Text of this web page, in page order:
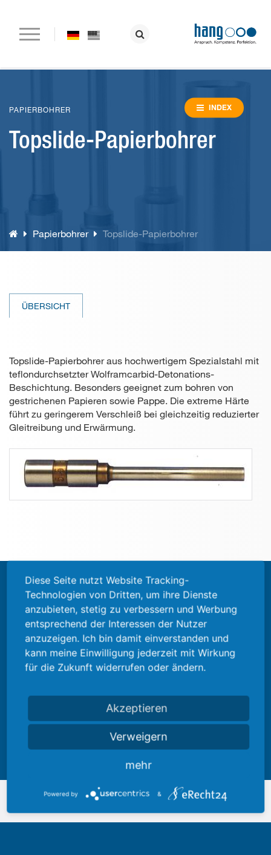
Unternehmen
Papierbohrmaschinen
Sondermaschinen
Gebrauchtmaschinen
Kontakt
PAPIERBOHRER
Topslide-Papierbohrer
INDEX
Papierbohrer Topslide-Papierbohrer
ÜBERSICHT
Topslide-Papierbohrer aus hochwertigem Spezialstahl mit
teflondurchsetzter Wolframcarbid-Detonations-
Beschichtung. Besonders geeignet zum bohren von
gestrichenen Papieren sowie Pappe. Die extreme Härte
führt zu geringerem Verschleiß bei gleichzeitig reduzierter
Gleitreibung und Erwärmung.
Beratung
+49 7161 / 6005 - 188
swinter@hang.de
Diese Seite nutzt Website Tracking-
Technologien von Dritten, um ihre Dienste
anzubieten, stetig zu verbessern und Werbung
entsprechend der Interessen der Nutzer
anzuzeigen. Ich bin damit einverstanden und
kann meine Einwilligung jederzeit mit Wirkung
für die Zukunft widerrufen oder ändern.
Akzeptieren
Verweigern
mehr
Powered by &